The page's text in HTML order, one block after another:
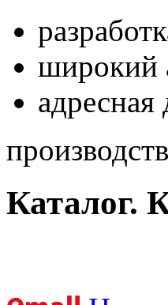
широкий
адресная
Каталог.